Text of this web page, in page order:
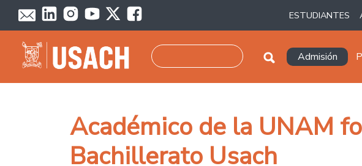
Pasar al contenido principal
ESTUDIANTES
Navegación
Admisión
Académico de la UNAM
Bachillerato Usach